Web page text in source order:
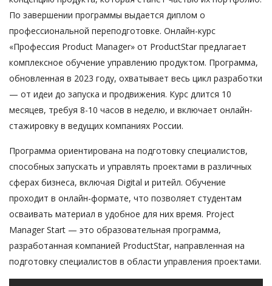
По завершении программы выдается диплом о
профессиональной переподготовке. Онлайн-курс
«Профессия Product Manager» от ProductStar предлагает
комплексное обучение управлению продуктом. Программа,
обновленная в 2023 году, охватывает весь цикл разработки
— от идеи до запуска и продвижения. Курс длится 10
месяцев, требуя 8-10 часов в неделю, и включает онлайн-
стажировку в ведущих компаниях России.
Программа ориентирована на подготовку специалистов,
способных запускать и управлять проектами в различных
сферах бизнеса, включая Digital и ритейл. Обучение
проходит в онлайн-формате, что позволяет студентам
осваивать материал в удобное для них время. Project
Manager Start — это образовательная программа,
разработанная компанией ProductStar, направленная на
подготовку специалистов в области управления проектами.